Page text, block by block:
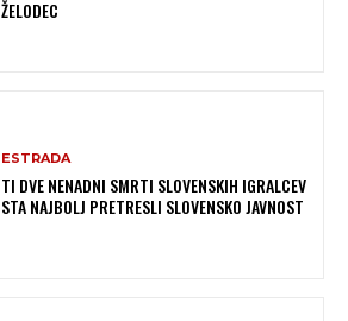
ŽELODEC
ESTRADA
TI DVE NENADNI SMRTI SLOVENSKIH IGRALCEV
STA NAJBOLJ PRETRESLI SLOVENSKO JAVNOST